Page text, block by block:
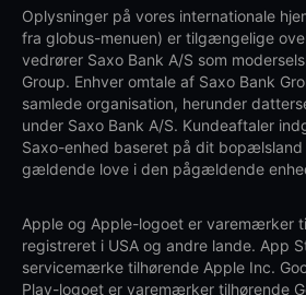
Oplysninger på vores internationale
fra globus-menuen) er tilgængelige
vedrører Saxo Bank A/S som
Group. Enhver omtale af Saxo Bank
samlede organisation, herunder
under Saxo Bank A/S. Kundeaftaler
Saxo-enhed baseret på dit
gældende love i den pågældende
Apple og Apple-logoet er varemærker
registreret i USA og andre lande. App
servicemærke tilhørende Apple Inc.
Play-logoet er varemærker tilhørende